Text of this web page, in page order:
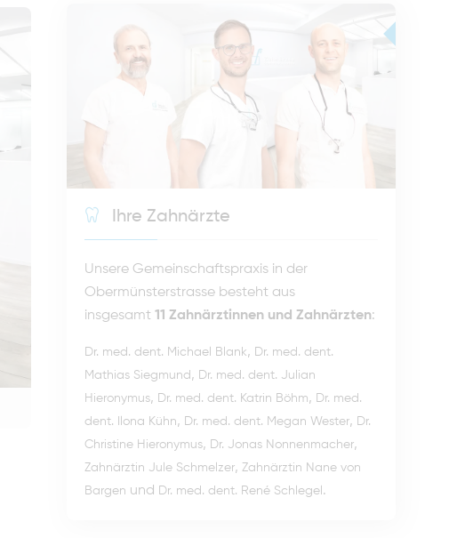
Ihre Zahnärzte
Unsere Gemeinschaftspraxis in der
Obermünsterstrasse besteht aus
insgesamt 11 Zahnärztinnen und Zahnärzten:
Dr. med. dent. Michael Blank, Dr. med. dent.
Mathias Siegmund , Dr. med. dent. Julian
Hieronymus, Dr. med. dent. Katrin Böhm, Dr. med.
dent. Ilona Kühn, Dr. med. dent. Megan Wester, Dr.
Christine Hieronymus, Dr. Jonas Nonnenmacher,
Zahnärztin Jule Schmelzer, Zahnärztin Nane von
Bargen und Dr. med. dent. René Schlegel .